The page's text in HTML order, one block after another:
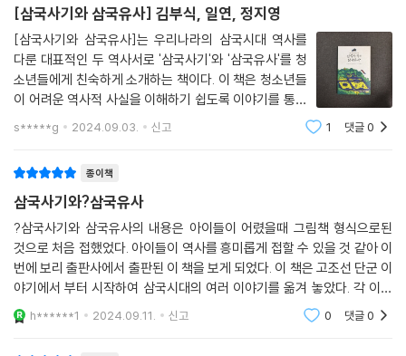
깨진 거울을 던지니 설 씨가 이것을 받아 들고 흐느껴 울었다. 아버지와 집
안사람들도 너무도 기뻐서 어쩔 줄을 몰랐다.
--- p.205 「설 씨의 딸」
기가 흥미진진하게 펼쳐진다. 한자로 쓰인 원전을 우리말로 옮긴 리상호는
쉬운 말과 운율감 있는 문장으로 읽기 쉬운 번역본을 완성했다. 이 번역본
을 바탕으로 현직 국어교사인 정지영 작가가 문장을 더욱 쉽게 다듬고 설
명을 달아 청소년들이 읽는 데 힘이 들지 않는다. 각 편 끝에 시대 배경과
상세한 설명을 더한 해설을 달아 이해를 돕는다. 또 박건웅 작가의 세련되
고 경쾌한 그림이 흥미를 더한다.
《삼국사기》가 쓰인 12세기 고려는 안으로는 정치적으로 혼란한 시기였고,
밖으로는 금나라가 북송을 멸망시키는 격동의 시대였다. 《삼국유사》는 몽
골과의 전쟁으로 나라 곳곳이 잿더미가 되었던 시기에 쓰였다. 이 책의 편
찬자인 김부식과 일연은 백성들이 우리 역사와 문화에 자부심을 가지기를
바라는 마음으로 책을 엮었다.
[삼국사기와 삼국유사] 김부식, 일연, 정지영
[삼국사기와 삼국유사]는 우리나라의 삼국시대 역사를
다룬 대표적인 두 역사서로 '삼국사기'와 '삼국유사'를 청
소년들에게 친숙하게 소개하는 책이다. 이 책은 청소년들
이 어려운 역사적 사실을 이해하기 쉽도록 이야기를 통해
역사를 배우는 방식을 채택하고 있다. 역사적 사실과 함께
흥미진진한 이야기가 담긴 이 책은 삼국시대의 복잡한 역
s*****g 2024.09.03. 신고 1 댓글0
종이책
삼국사기와?삼국유사
?삼국사기와 삼국유사의 내용은 아이들이 어렸을때 그림책 형식으로된
것으로 처음 접했었다. 아이들이 역사를 흥미롭게 접할 수 있을 것 같아 이
번에 보리 출판사에서 출판된 이 책을 보게 되었다. 이 책은 고조선 단군 이
야기에서 부터 시작하여 삼국시대의 여러 이야기를 옮겨 놓았다. 각 이야
기의 끝에 약간의 설명을 달아 이해를 도왔다. 삼국사기와 삼국유사가 이
와 같은 형식으로
h******1 2024.09.11. 신고 0 댓글0